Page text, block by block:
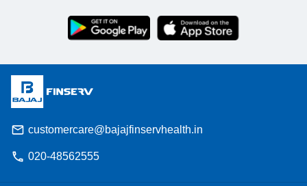
customercare@bajajfinservhealth.in
020-48562555